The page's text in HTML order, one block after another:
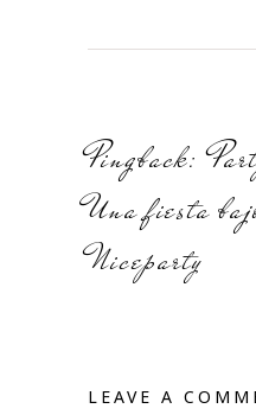
Pingback:
Una fiesta
Niceparty
LEAVE A